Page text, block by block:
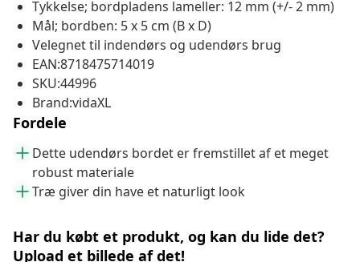
Tykkelse; bordpladens lameller: 12 mm (+/- 2 mm)
Mål; bordben: 5 x 5 cm (B x D)
Velegnet til indendørs og udendørs brug
EAN:8718475714019
SKU:44996
Brand:vidaXL
Fordele
Dette udendørs bordet er fremstillet af et meget
robust materiale
Træ giver din have et naturligt look
Har du købt et produkt, og kan du lide det?
Upload et billede af det!